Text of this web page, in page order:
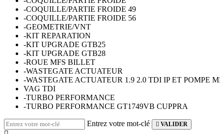
-COQUILLE/PARTIE FROIDE 49
-COQUILLE/PARTIE FROIDE 56
-GEOMETRIE/VNT
-KIT REPARATION
-KIT UPGRADE GTB25
-KIT UPGRADE GTB28
-ROUE MFS BILLET
-WASTEGATE ACTUATEUR
-WASTEGATE ACTUATEUR 1.9 2.0 TDI IP ET POMPE
VAG TDI
-TURBO PERFORMANCE
-TURBO PERFORMANCE GT1749VB CUPPRA
Entrez votre mot-clé VALIDER